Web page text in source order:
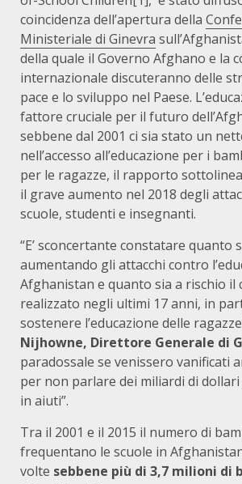
coincidenza dell’apertura della
Ministeriale di Ginevra
della quale il Governo Afghano e la
internazionale discuteranno delle
pace e lo sviluppo nel Paese.
fattore cruciale per il futuro
sebbene dal 2001 ci sia stato un
nell’accesso all’educazione per i
per le ragazze, il rapporto
il grave aumento nel 2018 degli
scuole, studenti e insegnanti.
“E’ sconcertante constatare quanto
aumentando gli attacchi contro
Afghanistan e quanto sia a rischio il
realizzato negli ultimi 17 anni, in
sostenere l’educazione delle
Nijhowne, Direttore Generale di
paradossale se venissero vanificati
per non parlare dei miliardi di
in aiuti”.
Tra il 2001 e il 2015 il numero di
frequentano le scuole in
volte sebbene più di 3,7 milioni di